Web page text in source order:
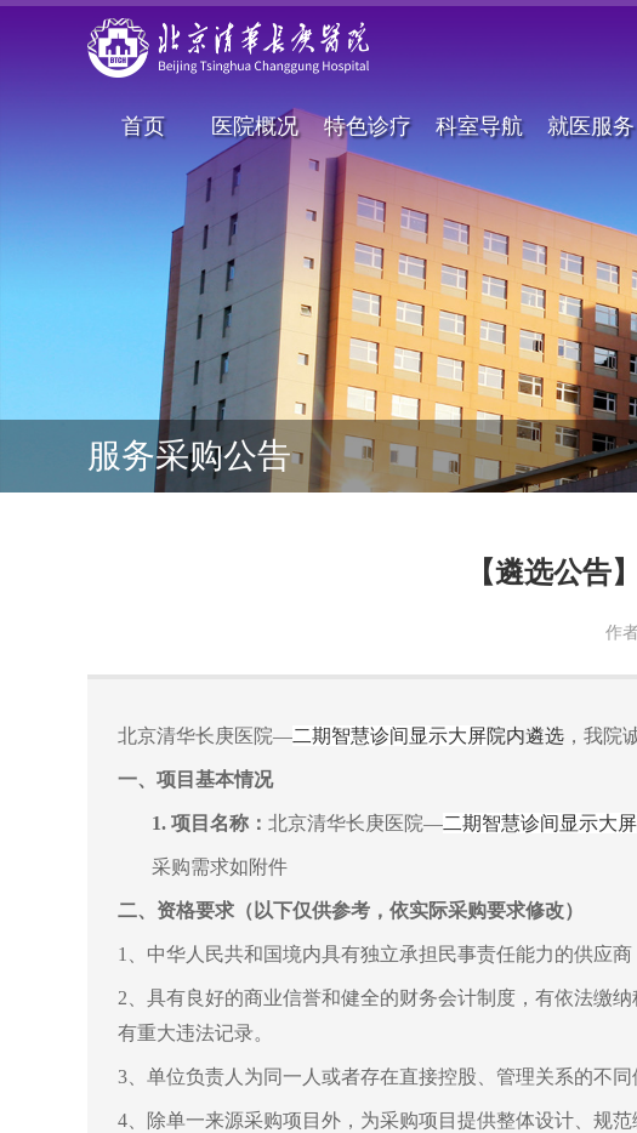
首页 医院概况 特色诊疗 科室导航 就医服务
服务采购公告
【遴选公告
作
北京清华长庚医院—二期智慧诊间显示大屏院内遴选 ，我院
一、 项目基本情况
1. 项目名称 ： 北京清华长庚医院—二期智慧诊间显示大屏
采购需求如附件
二、 资格要求 （以下仅供参考，依实际采购要求修改）
1、中华人民共和国境内具有独立承担民事责任能力的供应
2、具有良好的商业信誉和健全的财务会计制度，有依法缴
有重大违法记录。
3、单位负责人为同一人或者存在直接控股、管理关系的不
4、除单一来源采购项目外，为采购项目提供整体设计、规